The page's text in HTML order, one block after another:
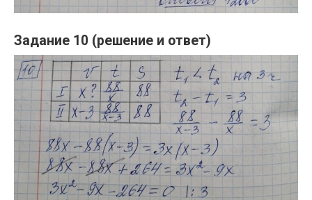
Задание 10 (решение и ответ)